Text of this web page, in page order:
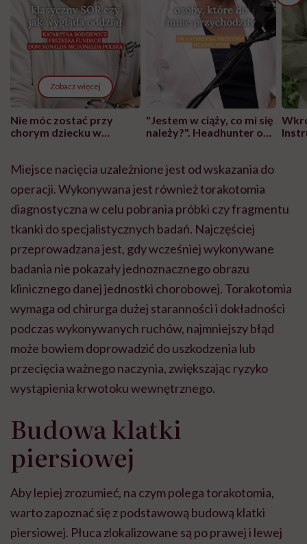
Zobacz więcej
Nie móc zostać przy
chorym dziecku w
może chyba tylko
głupota i brak
wyobraźni"
"Jestem w ciąży, co mi się
należy?". Headhunter o
pracy
Miejsce nacięcia uzależnione jest od wskazania do
operacji. Wykonywana jest również torakotomia
diagnostyczna w celu pobrania próbki czy fragmentu
tkanki do specjalistycznych badań. Najczęściej
przeprowadzana jest, gdy wcześniej wykonywane
badania nie pokazały jednoznacznego obrazu
klinicznego danej jednostki chorobowej. Torakotomia
wymaga od chirurga dużej staranności i dokładności
podczas wykonywanych ruchów, najmniejszy błąd
może bowiem doprowadzić do uszkodzenia lub
przecięcia ważnego naczynia, zwiększając ryzyko
wystąpienia krwotoku wewnętrznego.
Budowa klatki
piersiowej
Aby lepiej zrozumieć, na czym polega torakotomia,
warto zapoznać się z podstawową budową klatki
piersiowej. Płuca zlokalizowane są po prawej i lewej